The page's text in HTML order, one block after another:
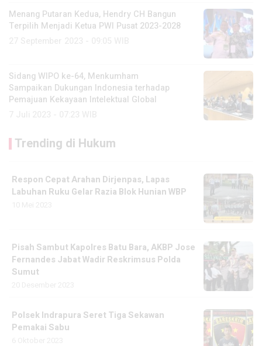
Menang Putaran Kedua, Hendry CH Bangun
Terpilih Menjadi Ketua PWI Pusat 2023-2028
Sidang WIPO ke-64, Menkumham
Sampaikan Dukungan Indonesia terhadap
Pemajuan Kekayaan Intelektual Global
Trending di Hukum
Respon Cepat Arahan Dirjenpas, Lapas
Labuhan Ruku Gelar Razia Blok Hunian WBP
Pisah Sambut Kapolres Batu Bara, AKBP Jose
Fernandes Jabat Wadir Reskrimsus Polda
Sumut
Polsek Indrapura Seret Tiga Sekawan
Pemakai Sabu